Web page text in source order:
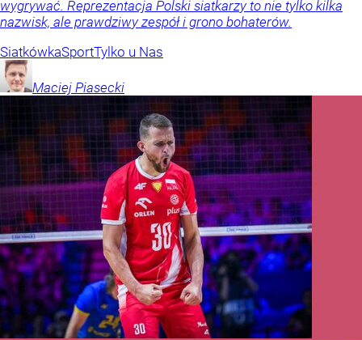
wygrywać. Reprezentacja Polski siatkarzy to nie tylko kilka
nazwisk, ale prawdziwy zespół i grono bohaterów.
SiatkówkaSportTylko u Nas
Maciej Piasecki